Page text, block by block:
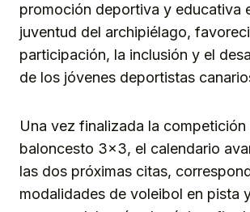
promoción deportiva y educativa
juventud del archipiélago,
participación, la inclusión y el
de los jóvenes deportistas
Una vez finalizada la competición
baloncesto 3×3, el calendario
las dos próximas citas,
modalidades de voleibol en pista